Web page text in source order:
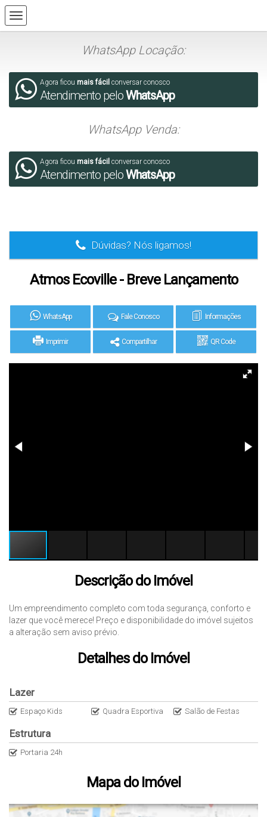
WhatsApp Locação:
Agora ficou mais fácil conversar conosco
Atendimento peloWhatsApp
WhatsApp Venda:
Agora ficou mais fácil conversar conosco
Atendimento peloWhatsApp
Dúvidas? Nós ligamos!
Atmos Ecoville - Breve Lançamento
WhatsApp Fale Conosco Informações
Imprimir Compartilhar QR Code
Descrição do Imóvel
Um empreendimento completo com toda segurança, conforto e
lazer que você merece! Preço e disponibilidade do imóvel sujeitos
a alteração sem aviso prévio.
Detalhes do Imóvel
Lazer
Espaço Kids Quadra Esportiva Salão de Festas
Estrutura
Portaria 24h
Mapa do Imóvel